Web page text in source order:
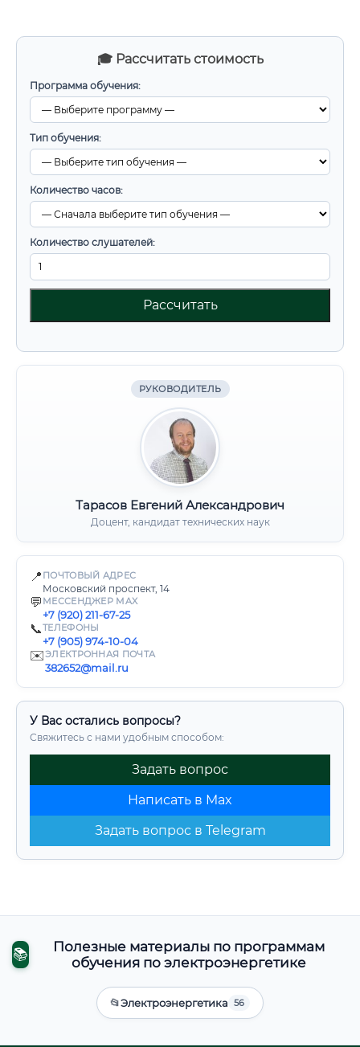
🎓 Рассчитать стоимость
Программа обучения:
Тип обучения:
Количество часов:
Количество слушателей:
Рассчитать
РУКОВОДИТЕЛЬ
Тарасов Евгений Александрович
Доцент, кандидат технических наук
📍 ПОЧТОВЫЙ АДРЕС
Московский проспект, 14
💬 МЕССЕНДЖЕР MAX
+7 (920) 211-67-25
📞ТЕЛЕФОНЫ
+7 (905) 974-10-04
✉️ЭЛЕКТРОННАЯ ПОЧТА
382652@mail.ru
У Вас остались вопросы?
Свяжитесь с нами удобным способом:
Задать вопрос
Написать в Max
Задать вопрос в Telegram
📚
Полезные материалы по программам
обучения по электроэнергетике
📂Электроэнергетика 56